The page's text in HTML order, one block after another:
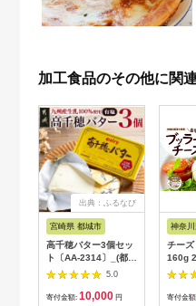
加工食品のその他に関
出典：ふるなび
宮崎県 都城市
高千穂バター3個セッ
ト〔AA-2314〕_(都城
市) 高千穂バター 九州
産生乳 有塩タイプ 爽
やか スッキリ トース
5.0
寄付金額: 10,000 円
神奈
チーズ
160g 2
製 湘
寄付金